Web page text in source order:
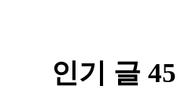
인기 글 45